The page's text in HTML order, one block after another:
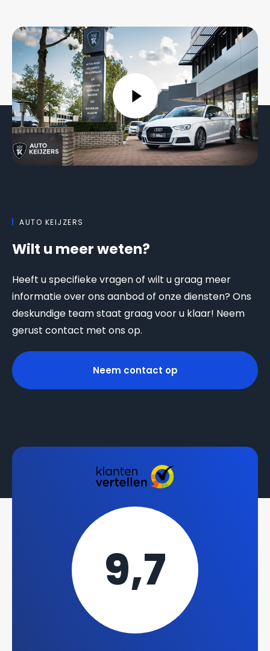
AUTO KEIJZERS
Wilt u meer weten?
Heeft u specifieke vragen of wilt u graag meer
informatie over ons aanbod of onze diensten? Ons
deskundige team staat graag voor u klaar! Neem
gerust contact met ons op.
Neem contact op
9,7